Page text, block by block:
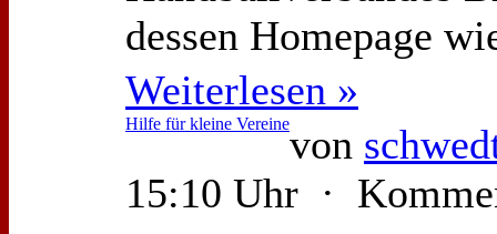
dessen Homepage
Weiterlesen »
Hilfe für kleine Vereinevon
15:10 Uhr ·